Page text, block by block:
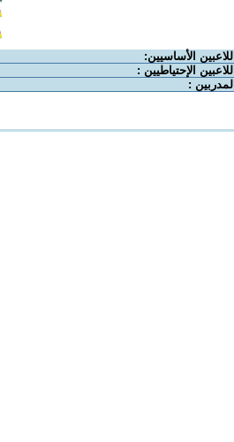
اللاعبين الأساسيين:
اللاعبين الإحتياطيين :
المدربين :